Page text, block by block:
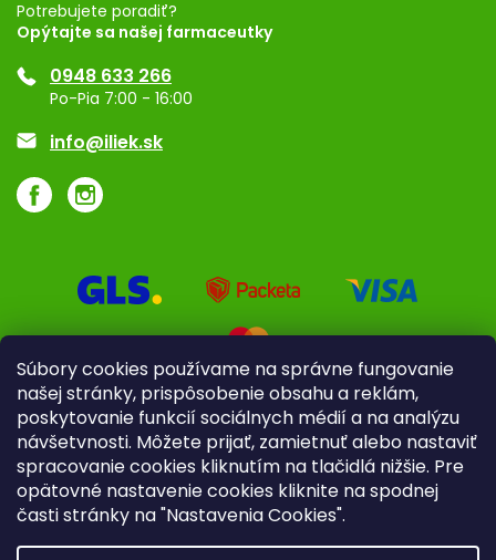
Súbory cookies používame na správne fungovanie
našej stránky, prispôsobenie obsahu a reklám,
poskytovanie funkcií sociálnych médií a na analýzu
návšetvnosti. Môžete prijať, zamietnuť alebo nastaviť
spracovanie cookies kliknutím na tlačidlá nižšie. Pre
opätovné nastavenie cookies kliknite na spodnej
časti stránky na "Nastavenia Cookies".
Registrácia
Ponuka pre firmy
Značky
Potrebujete poradiť?
Opýtajte sa našej farmaceutky
0948 633 266
Po-Pia 7:00 - 16:00
info@iliek.sk
Pre firmy Poradenstvo